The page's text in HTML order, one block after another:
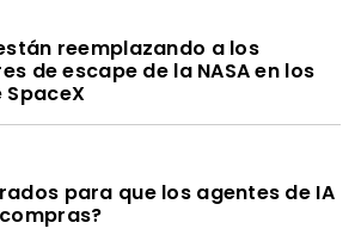
reemplazando a los
de escape de la NASA en los
para que los agentes de IA